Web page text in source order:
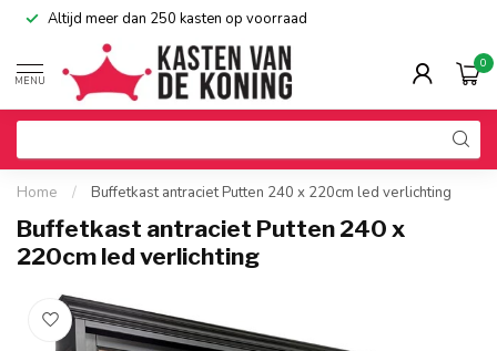
Altijd meer dan 250 kasten op voorraad
MENU
0
Home / Buffetkast antraciet Putten 240 x 220cm led verlichting
Buffetkast antraciet Putten 240 x
220cm led verlichting